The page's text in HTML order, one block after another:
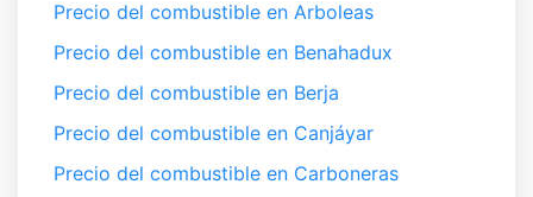
Precio del combustible en Arboleas
Precio del combustible en Benahadux
Precio del combustible en Berja
Precio del combustible en Canjáyar
Precio del combustible en Carboneras